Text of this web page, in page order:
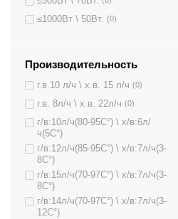
≤1000Вт \ 50Вт. (0)
Производительность
г.в.10 л/ч \ х.в. 15 л/ч (0)
г.в. 8л/ч \ х.в. 22л/ч (0)
г/в:10л/ч(80-95C°) \ х/в:6л/
ч(5C°)
г/в:12л/ч(85-95C°) \ х/в:7л/ч(3-
8C°)
г/в:15л/ч(70-97C°) \ х/в:7л/ч(3-
8C°)
г/в:14л/ч(70-97C°) \ х/в:7л/ч(3-
12C°)